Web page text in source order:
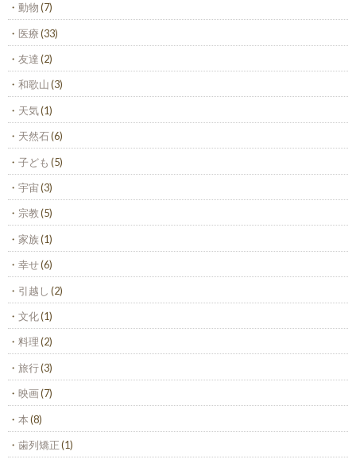
動物(7)
医療(33)
友達(2)
和歌山(3)
天気(1)
天然石(6)
子ども (5)
宇宙(3)
宗教(5)
家族(1)
幸せ(6)
引越し (2)
文化(1)
料理(2)
旅行(3)
映画(7)
本(8)
歯列矯正(1)